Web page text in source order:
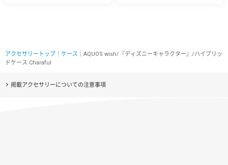
アクセサリートップ ケース ｜AQUOS wish/『ディズニーキャラクター』/ハイブリッ
ドケース Charaful
掲載アクセサリーについての注意事項